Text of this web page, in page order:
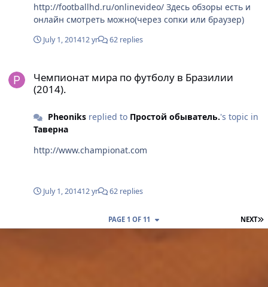
http://footballhd.ru/onlinevideo/ Здесь обзоры есть и
онлайн смотреть можно(через сопки или браузер)
July 1, 201412 yr 62 replies
Чемпионат мира по футболу в Бразилии
(2014).
Pheoniksreplied to Простой oбыватель.'s topic in
Таверна
http://www.championat.com
July 1, 201412 yr 62 replies
NEXT
PAGE 1 OF 11